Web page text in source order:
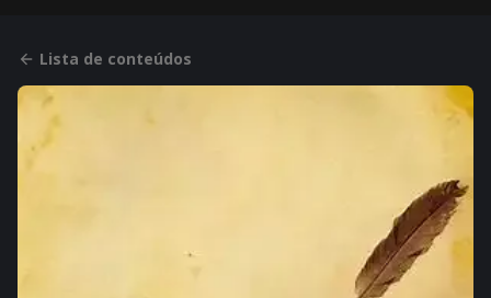
Lista de conteúdos